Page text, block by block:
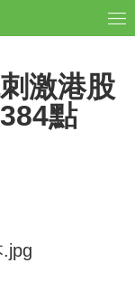
激港股
點